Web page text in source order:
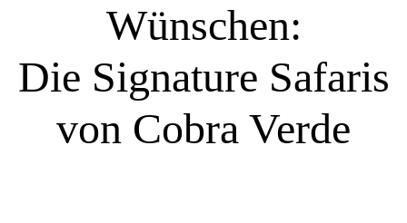
Wünschen:
Die Signature Safaris
von Cobra Verde